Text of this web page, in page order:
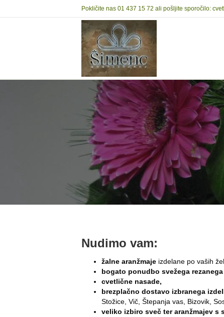
Pokličite nas 01 437 15 72 ali pošljite sporočilo:
Nudimo vam:
žalne aranžmaje izdelane po vaših
bogato ponudbo svežega
cvetlične nasade,
brezplačno dostavo izbranega
Stožice, Vič, Štepanja vas, Bizovik,
veliko izbiro sveč ter aranžmajev s